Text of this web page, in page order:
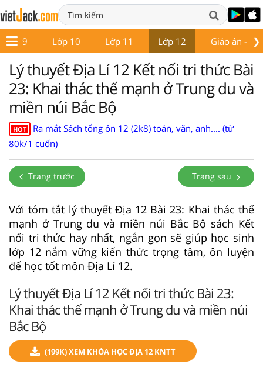
❯
Lớp 9 Lớp 10 Lớp 11 Lớp 12 Giáo án -
Lý thuyết Địa Lí 12 Kết nối tri thức Bài
23: Khai thác thế mạnh ở Trung du và
miền núi Bắc Bộ
HOT
Ra mắt Sách tổng ôn 12 (2k8) toán, văn, anh.... (từ
80k/1 cuốn)
Trang trước Trang sau
Với tóm tắt lý thuyết Địa 12 Bài 23: Khai thác thế
mạnh ở Trung du và miền núi Bắc Bộ sách Kết
nối tri thức hay nhất, ngắn gọn sẽ giúp học sinh
lớp 12 nắm vững kiến thức trọng tâm, ôn luyện
để học tốt môn Địa Lí 12.
Lý thuyết Địa Lí 12 Kết nối tri thức Bài 23:
Khai thác thế mạnh ở Trung du và miền núi
Bắc Bộ
(199K) XEM KHÓA HỌC ĐỊA 12 KNTT